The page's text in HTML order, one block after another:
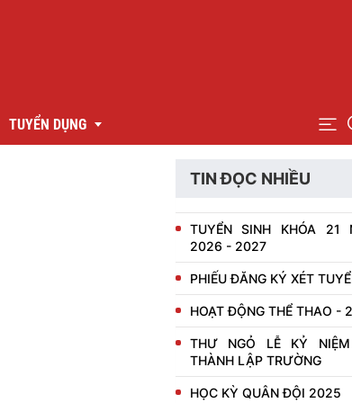
TUYỂN DỤNG
Thông báo tuyển dụng cán bộ, giảng viên
TIN ĐỌC NHIỀU
TUYỂN SINH KHÓA 21
2026 - 2027
PHIẾU ĐĂNG KÝ XÉT
HOẠT ĐỘNG THỂ THAO -
THƯ NGỎ LỄ KỶ
THÀNH LẬP TRƯỜNG
HỌC KỲ QUÂN ĐỘI 2025